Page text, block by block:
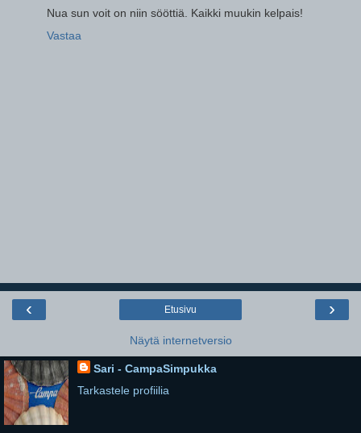
Nua sun voit on niin sööttiä. Kaikki muukin kelpais!
Vastaa
‹ ›
Etusivu
Näytä internetversio
Sari - CampaSimpukka
Tarkastele profiilia